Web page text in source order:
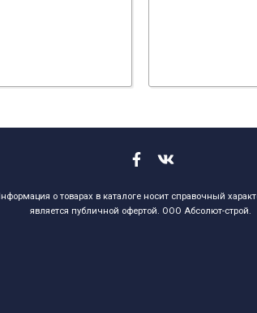
о товарах в каталоге носит справочный
является публичной офертой. ООО Абсолют-строй.